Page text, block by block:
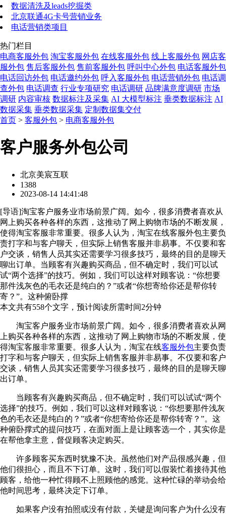
数据清洗及leads挖掘类
北京联通4G卡号营销业务
电话营销类项目
热门栏目
电商客服外包 淘宝客服外包 在线客服外包 线上客服外包 网店客
服外包 售后客服外包 售前客服外包 呼叫中心外包 电话客服外包
电话回访外包 电话邀约外包 呼入客服外包 电话营销外包 电话调
查外包 电话调查 行业专项研究 电话调研 品牌满意度调研 市场
调研 内容审核 数据标注及采集 AI 大模型标注 垂类数据标注 AI
数据采集 垂类数据采集 定制数据集交付
首页 > 客服外包 > 电商客服外包
客户服务外包公司
北京美宸互联
1388
2023-08-14 14:41:48
[导语]淘宝客户服务业市场前景广阔。如今，很多消费者喜欢从
网上购买各种各样的东西，这推动了网上购物市场的不断发展，
使得淘宝客服非常重要。很多人认为，淘宝在线客服外包主要负
责打字和与客户聊天，但实际上销售客服并非易事。不仅要和客
户交谈，销售人员其实还需要学习很多技巧，最终的目的是聊天
聊出订单。当顾客有兴趣购买商品，但不确定时，我们可以试
试“两个选择”的技巧。例如，我们可以这样对顾客说：“你想要
那件浅灰色的毛衣还是纯白的？”或者“你想寄给你还是帮你转
寄？”。这种俯卧撑
本文共有558个文字，预计阅读所需时间2分钟
淘宝客户服务业市场前景广阔。如今，很多消费者喜欢从网
上购买各种各样的东西，这推动了网上购物市场的不断发展，使
得淘宝客服非常重要。很多人认为，淘宝在线客服外包主要负责
打字和与客户聊天，但实际上销售客服并非易事。不仅要和客户
交谈，销售人员其实还需要学习很多技巧，最终的目的是聊天聊
出订单。
当顾客有兴趣购买商品，但不确定时，我们可以试试“两个
选择”的技巧。例如，我们可以这样对顾客说：“你想要那件浅灰
色的毛衣还是纯白的？”或者“你想寄给你还是帮你转寄？”。这
种俯卧撑式的提问技巧，在面对面上是让顾客选一个，其实你是
在帮他拿主意，督促顾客决定购买。
许多顾客买东西时犹豫不决。虽然他们对产品很感兴趣，但
他们很担心，而且不下订单。这时，我们可以假装忙着接待其他
顾客，给他一种忙得顾不上照顾他的感觉。这种忙碌的举动会给
他时间思考，最终决定下订单。
如果客户没有拍照或没有付款，关键是询问客户为什么没有